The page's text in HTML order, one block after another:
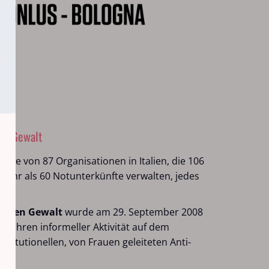
Gewalt
von 87 Organisationen in Italien, die 106
als 60 Notunterkünfte verwalten, jedes
Gewaltwurde am 29. September 2008
Jahren informeller Aktivität auf dem
von Frauen geleiteten Anti-